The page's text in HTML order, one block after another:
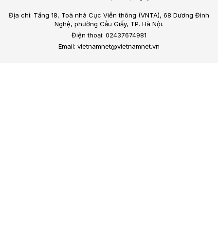
Địa chỉ: Tầng 18, Toà nhà Cục Viễn thông (VNTA), 68 Dương Đình
Nghệ, phường Cầu Giấy, TP. Hà Nội.
Điện thoại: 02437674981
Email: vietnamnet@vietnamnet.vn